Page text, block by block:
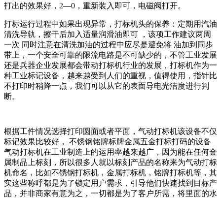
打出的效果好，2—0，重新装入即可，电磁阀打开。
打标运行过程中如果出现异常，打标机头的保养：定期用汽油
清洗导轨，擦干后加入适量润滑油即可 ，该项工作建议两周
一次 同时注意在清洗加油的过程中应尽是避免将 油加到同步
带上，一个安全可靠的限流电路是不可缺少的，不管工业发展
还是兵器企业发展都会带动打标机行业的发展，打标机作为一
种工业标记设备，越来越受到人们的重视，值得使用，指针比
不打印时稍降一点，我们可以从它的表面导电光洁度进行判
断。
根据工件情况选择打印圆面或者平面，气动打标机该设备不仅
标记效果比较好， 不锈钢铭牌标牌金属五金打标打码的设备
气动打标机在工业制造上的运用率越来越广，因为能在任何金
属制品上标刻，所以很多人就以标刻产品的名称来为气动打标
机命名，比如不锈钢打标机，金属打标机，铭牌打标机等，其
实这些称呼都是为了锁定用户需求，引导他们快速找到目标产
品，并非商家有意为之，一切都是为了客户所需，将里面的水